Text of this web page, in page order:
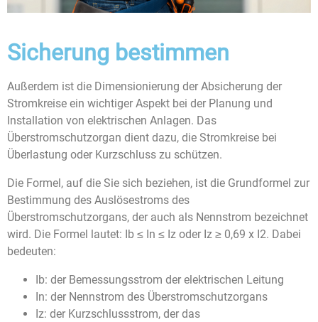
Sicherung bestimmen
Außerdem ist die Dimensionierung der Absicherung der
Stromkreise ein wichtiger Aspekt bei der Planung und
Installation von elektrischen Anlagen. Das
Überstromschutzorgan dient dazu, die Stromkreise bei
Überlastung oder Kurzschluss zu schützen.
Die Formel, auf die Sie sich beziehen, ist die Grundformel zur
Bestimmung des Auslösestroms des
Überstromschutzorgans, der auch als Nennstrom bezeichnet
wird. Die Formel lautet: Ib ≤ In ≤ Iz oder Iz ≥ 0,69 x I2. Dabei
bedeuten:
Ib: der Bemessungsstrom der elektrischen Leitung
In: der Nennstrom des Überstromschutzorgans
Iz: der Kurzschlussstrom, der das